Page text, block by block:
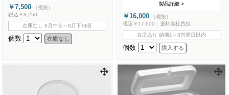
￥7,500- （税抜）
税込￥8,250
在庫なし 8月中旬～8月下旬頃
個数
製品詳細 >
￥16,000- （税抜）
税込￥17,600、送料当社負担
在庫あり 納期1～3営業日以内
個数